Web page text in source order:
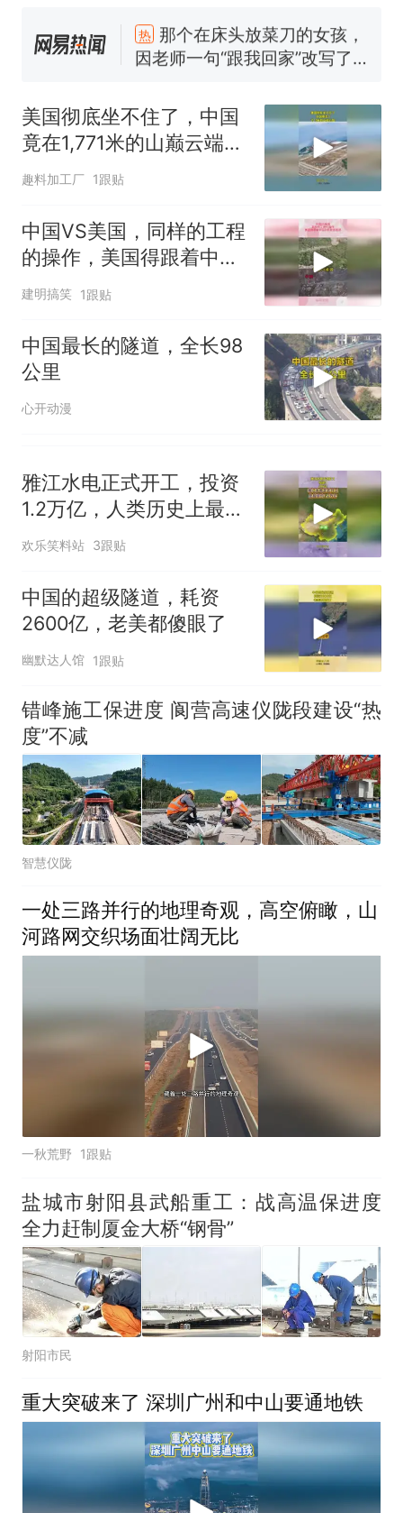
热
那个在床头放菜刀的女孩，
因老师一句“跟我回家”改写了
交5060元才肯搬上楼！女子傻
眼了……
空调24小时开着反而更省电？
电力部门回应
佛山一中学招聘物理教师，笔
已叫停招聘，成立调查组全面
核查
十多万人报名的考试，成绩全
部作废，公平么？
“不建议大家买深色蛋糕”上热
搜，网友：天塌了！
因老师一句“跟我回家”改写了
美国彻底坐不住了，中国
竟在1,771米的山巅云端，
架起超级机场
趣料加工厂 1跟贴
中国VS美国，同样的工程
的操作，美国得跟着中国
的屁股后面追
建明搞笑 1跟贴
中国最长的隧道，全长98
公里
心开动漫
雅江水电正式开工，投资
1.2万亿，人类历史上最大
基建工程要来了
欢乐笑料站 3跟贴
中国的超级隧道，耗资
2600亿，老美都傻眼了
幽默达人馆 1跟贴
错峰施工保进度 阆营高速仪陇段建设“热
度”不减
智慧仪陇
一处三路并行的地理奇观，高空俯瞰，山
河路网交织场面壮阔无比
一秋荒野 1跟贴
盐城市射阳县武船重工：战高温保进度
全力赶制厦金大桥“钢骨”
射阳市民
重大突破来了 深圳广州和中山要通地铁